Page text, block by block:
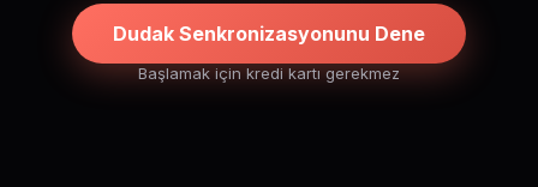
Dudak Senkronizasyonunu Dene
Başlamak için kredi kartı gerekmez